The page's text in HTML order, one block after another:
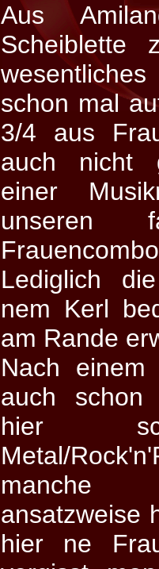
Aus
Scheiblette
schon mal
3/4 aus
auch nicht
einer
unseren
Lediglich
nem Kerl
am Rande
Nach
auch schon
hier
Metal/
manche
ansatzweise
hier ne